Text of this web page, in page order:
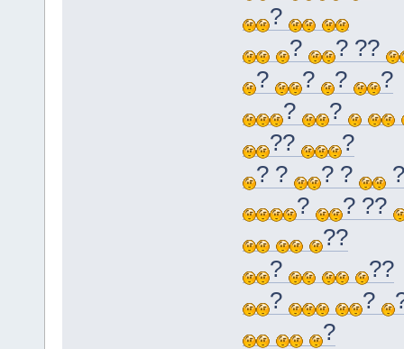
?
?
? ??
?
? ?
?
?
?
??
?
? ?
? ?
?
? ??
??
?
??
?
?
?